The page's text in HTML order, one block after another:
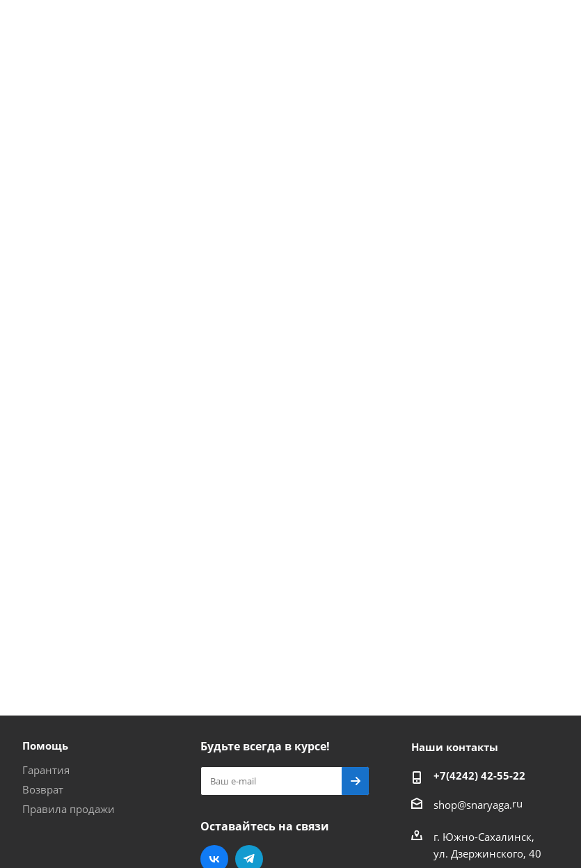
Помощь
Гарантия
Возврат
Правила продажи
Будьте всегда в курсе!
Оставайтесь на связи
Наши контакты
+7(4242) 42-55-22
shop@snaryaga.ru
г. Южно-Сахалинск,
ул. Дзержинского, 40